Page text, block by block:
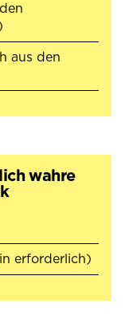
aus den
wahre
erforderlich)